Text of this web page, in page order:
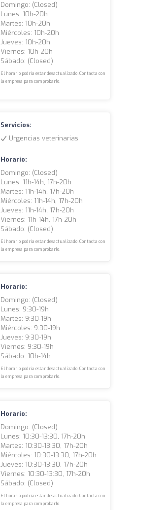
Domingo: (closed)
Lunes: 10h-20h
Martes: 10h-20h
Miércoles: 10h-20h
Jueves: 10h-20h
Viernes: 10h-20h
Sábado: (closed)
El horario podría estar desactualizado. Contacta con
la empresa para comprobarlo.
Servicios:
Urgencias veterinarias
Horario:
Domingo: (closed)
Lunes: 11h-14h, 17h-20h
Martes: 11h-14h, 17h-20h
Miércoles: 11h-14h, 17h-20h
Jueves: 11h-14h, 17h-20h
Viernes: 11h-14h, 17h-20h
Sábado: (closed)
El horario podría estar desactualizado. Contacta con
la empresa para comprobarlo.
Horario:
Domingo: (closed)
Lunes: 9:30-19h
Martes: 9:30-19h
Miércoles: 9:30-19h
Jueves: 9:30-19h
Viernes: 9:30-19h
Sábado: 10h-14h
El horario podría estar desactualizado. Contacta con
la empresa para comprobarlo.
Horario:
Domingo: (closed)
Lunes: 10:30-13:30, 17h-20h
Martes: 10:30-13:30, 17h-20h
Miércoles: 10:30-13:30, 17h-20h
Jueves: 10:30-13:30, 17h-20h
Viernes: 10:30-13:30, 17h-20h
Sábado: (closed)
El horario podría estar desactualizado. Contacta con
la empresa para comprobarlo.